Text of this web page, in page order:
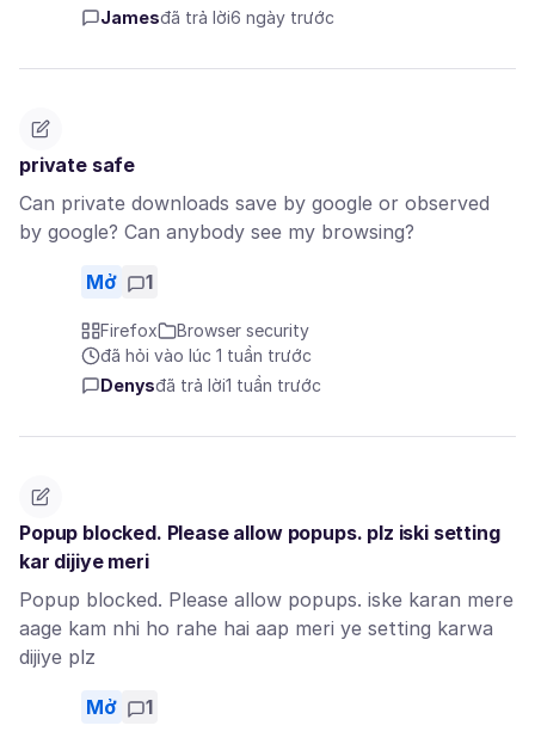
Jamesđã trả lời6 ngày trước
private safe
Can private downloads save by google or observed
by google? Can anybody see my browsing?
Mở 1
Firefox
Browser security
đã hỏi vào lúc 1 tuần trước
Denysđã trả lời1 tuần trước
Popup blocked. Please allow popups. plz iski setting
kar dijiye meri
Popup blocked. Please allow popups. iske karan mere
aage kam nhi ho rahe hai aap meri ye setting karwa
dijiye plz
Mở 1